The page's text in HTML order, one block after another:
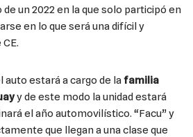
un 2022 en la que solo participó en
en lo que será una difícil y
auto estará a cargo de lafamilia
y de este modo la unidad estará
el año automovilístico. “Facu” y
que llegan a una clase que